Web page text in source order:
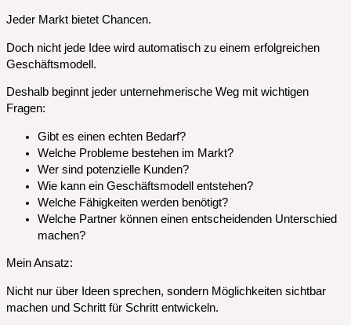
Jeder Markt bietet Chancen.
Doch nicht jede Idee wird automatisch zu einem erfolgreichen
Geschäftsmodell.
Deshalb beginnt jeder unternehmerische Weg mit wichtigen
Fragen:
Gibt es einen echten Bedarf?
Welche Probleme bestehen im Markt?
Wer sind potenzielle Kunden?
Wie kann ein Geschäftsmodell entstehen?
Welche Fähigkeiten werden benötigt?
Welche Partner können einen entscheidenden Unterschied
machen?
Mein Ansatz:
Nicht nur über Ideen sprechen, sondern Möglichkeiten sichtbar
machen und Schritt für Schritt entwickeln.